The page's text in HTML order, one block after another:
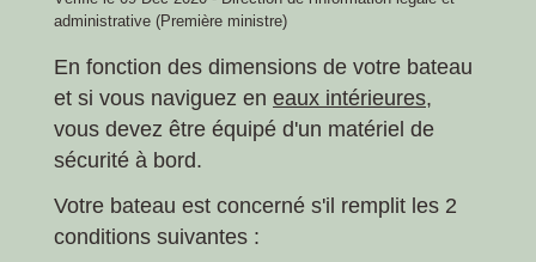
administrative (Première ministre)
En fonction des dimensions de votre bateau
et si vous naviguez en eaux intérieures,
vous devez être équipé d'un matériel de
sécurité à bord.
Votre bateau est concerné s'il remplit les 2
conditions suivantes :